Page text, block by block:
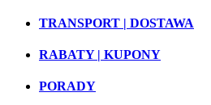
TRANSPORT | DOSTAWA
RABATY | KUPONY
PORADY